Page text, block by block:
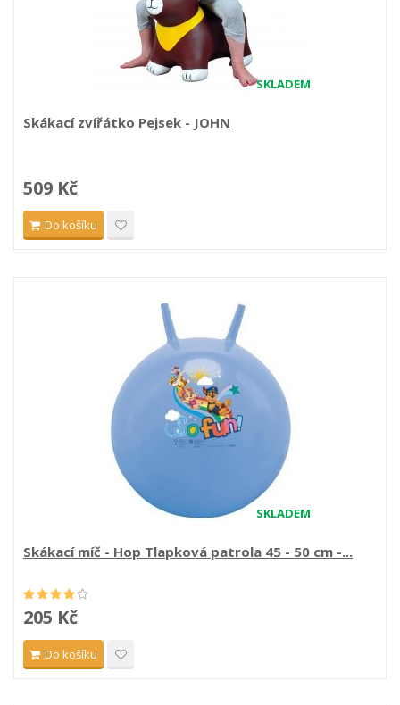
SKLADEM
Skákací zvířátko Pejsek - JOHN
509 Kč
Do košíku
SKLADEM
Skákací míč - Hop Tlapková patrola 45 - 50 cm -...
205 Kč
Do košíku